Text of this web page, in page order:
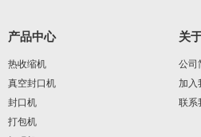
产品中心
热收缩机
真空封口机
封口机
打包机
关
公司
加入
联系